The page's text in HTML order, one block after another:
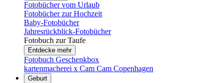
Fotobücher vom Urlaub
Fotobücher zur Hochzeit
Baby-Fotobücher
Jahresrückblick-Fotobücher
Fotobuch zur Taufe
Entdecke mehr
Fotobuch Geschenkbox
kartenmacherei x Cam Cam Copenhagen
Geburt